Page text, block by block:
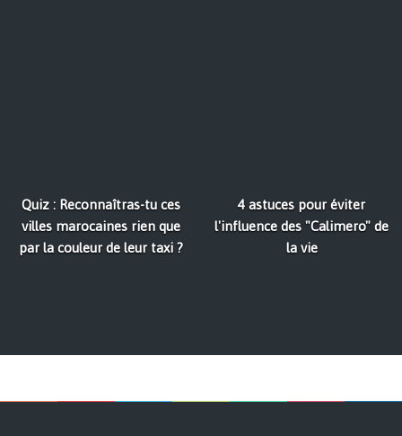
Quiz : Reconnaîtras-tu ces
villes marocaines rien que
par la couleur de leur taxi ?
4 astuces pour éviter
l'influence des "Calimero" de
la vie